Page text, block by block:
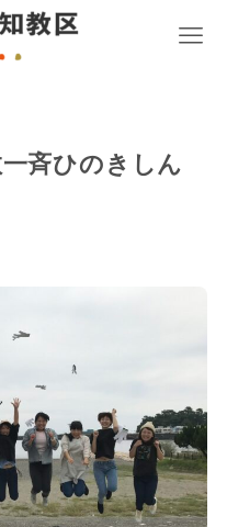
斉ひのきしん